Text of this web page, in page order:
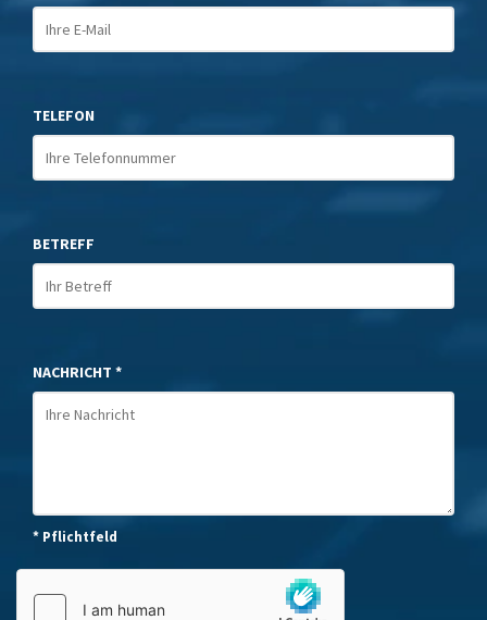
TELEFON
BETREFF
NACHRICHT *
* Pflichtfeld